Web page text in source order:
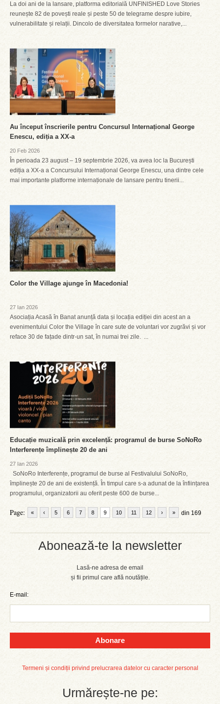
Abonează-te la newsletter
Lasă-ne adresa de email
și fii primul care află noutățile.
E-mail:
Abonare
Termeni și condiții privind prelucrarea datelor cu caracter personal
Urmărește-ne pe:
La doi ani de la lansare, platforma editorială UNFINISHED Love Stories
reunește 82 de povești reale și peste 50 de telegrame despre iubire,
vulnerabilitate și relații. Dincolo de diversitatea formelor narative,...
Au început înscrierile pentru Concursul Internațional George
Enescu, ediția a XX-a
20 Feb 2026
În perioada 23 august – 19 septembrie 2026, va avea loc la București
ediția a XX-a a Concursului Internațional George Enescu, una dintre cele
mai importante platforme internaționale de lansare pentru tinerii...
Color the Village ajunge în Macedonia!
27 Ian 2026
Asociația Acasă în Banat anunță data și locația ediției din acest an a
evenimentului Color the Village în care sute de voluntari vor zugrăvi și vor
reface 30 de fațade dintr-un sat, în numai trei zile. ...
Educație muzicală prin excelență: programul de burse SoNoRo
Interferențe împlinește 20 de ani
27 Ian 2026
SoNoRo Interferențe, programul de burse al Festivalului SoNoRo,
împlinește 20 de ani de existență. În timpul care s-a adunat de la înființarea
programului, organizatorii au oferit peste 600 de burse...
Page: « ‹ 5 6 7 8 9 10 11 12 din 169
› »